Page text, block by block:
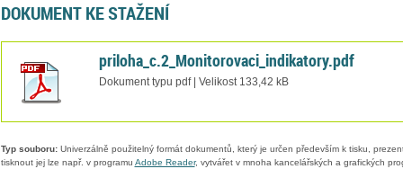
DOKUMENT KE STAŽENÍ
priloha_c.2_Monitorovaci_indikatory.pdf
Dokument typu pdf | Velikost 133,42 kB
Typ souboru:Univerzálně použitelný formát dokumentů, který je určen především k tisku,
tisknout jej lze např. v programu Adobe Reader, vytvářet v mnoha kancelářských a grafických